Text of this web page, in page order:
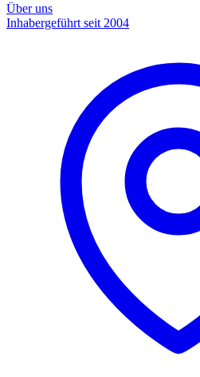
Über uns
Inhabergeführt seit 2004